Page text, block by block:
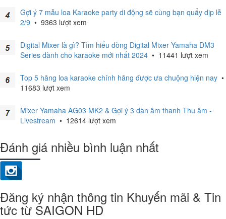
Gợi ý 7 mẫu loa Karaoke party di động sẽ cùng bạn quẩy dịp lễ
2/9 • 9363 lượt xem
Digital Mixer là gì? Tìm hiểu dòng Digital Mixer Yamaha DM3
Series dành cho karaoke mới nhất 2024 • 11441 lượt xem
Top 5 hãng loa karaoke chính hãng được ưa chuộng hiện nay •
11683 lượt xem
Mixer Yamaha AG03 MK2 & Gợi ý 3 dàn âm thanh Thu âm -
Livestream • 12614 lượt xem
Đánh giá nhiều bình luận nhất
Đăng ký nhận thông tin Khuyến mãi & Tin
tức từ SAIGON HD